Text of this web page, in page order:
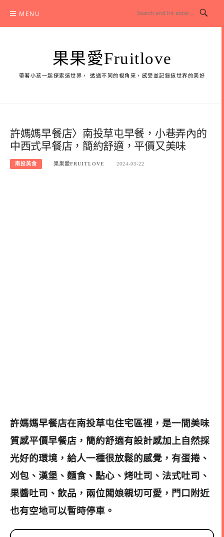
content
MENU
果果愛Fruitlove
帶著小孩一起探索這世界， 透過不同的視角來，感受並記錄這世界的美好
許媽媽早餐店〉南投草屯早餐，小巷弄內的
中西式早餐店，簡約舒適，平價又美味
南投美食 果果愛FRUITLOVE 2024-03-22
許媽媽早餐店在南投草屯住宅區裡，是一間美味
質感平價早餐店，簡約舒適有設計感加上自然採
光好的環境，給人一種很放鬆的感覺，有蛋捲、
刈包、漢堡、麵食、點心、烤吐司、法式吐司、
果醬吐司、飲品，兩位闆娘親切可愛，門口附近
也有空地可以暫時停車。